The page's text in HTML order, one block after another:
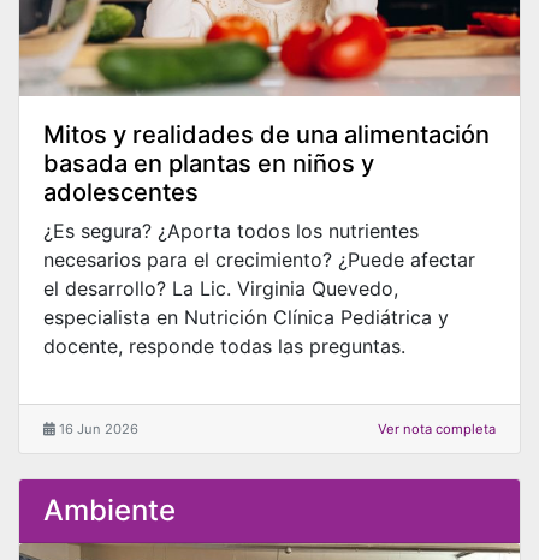
Mitos y realidades de una alimentación
basada en plantas en niños y
adolescentes
¿Es segura? ¿Aporta todos los nutrientes
necesarios para el crecimiento? ¿Puede afectar
el desarrollo? La Lic. Virginia Quevedo,
especialista en Nutrición Clínica Pediátrica y
docente, responde todas las preguntas.
16 Jun 2026 Ver nota completa
Ambiente